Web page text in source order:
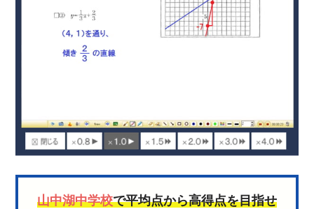
山中湖中学校で平均点から高得点を目指せ